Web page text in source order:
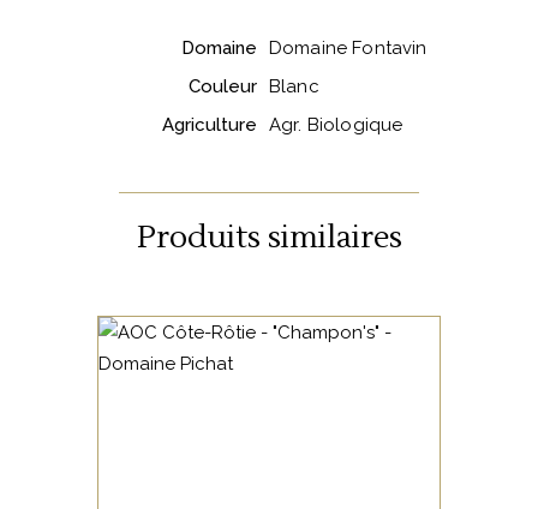
Domaine
Domaine Fontavin
Couleur Blanc
Agriculture
Agr. Biologique
Produits similaires
VALLÉE DU RHÔNE